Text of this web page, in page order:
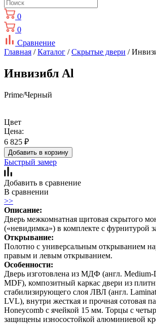
0
0
Сравнение
Главная /Каталог /Скрытые двери /
Инвизибл Al
Prime/Черный
Цвет
Цена:
6 825 ₽
Добавить в корзину
Быстрый замер
Добавить в сравнение
В сравнении
>>
Описание:
Дверь межкомнатная щитовая скрытого
(«невидимка») в комплекте с фурнитурой
Открывание:
Полотно с универсальным открыванием
правым и левым открыванием.
Особенности:
Дверь изготовлена из МДФ (англ. Medium-
MDF), композитный каркас двери из
стабилизирующего слоя ЛВЛ (англ.
LVL), внутри жесткая и прочная сотовая
Honeycomb с ячейкой 15 мм. Торцы с
защищены износостойкой алюминиевой